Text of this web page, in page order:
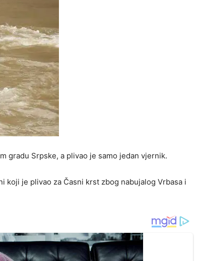
gradu Srpske, a plivao je samo jedan vjernik.
koji je plivao za Časni krst zbog nabujalog Vrbasa i